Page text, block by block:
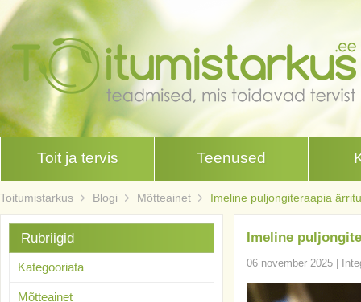
Toit ja tervis Teenused
Toitumistarkus Blogi Mõtteainet Imeline puljongiteraapia
Imeline
06 november 2025
Rubriigid
Kategooriata
Mõtteainet